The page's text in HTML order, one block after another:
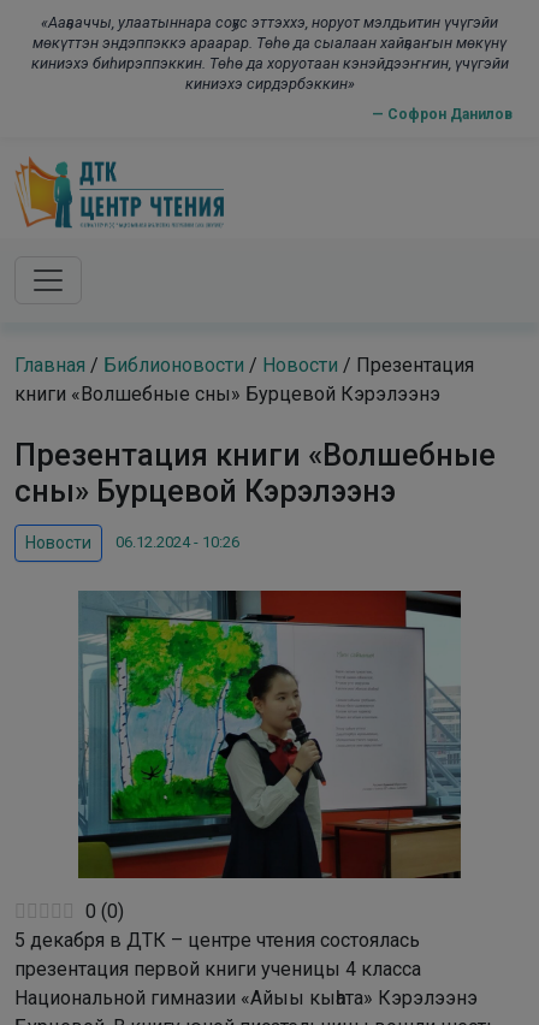
«Ааҕааччы, улаатыннара соҕус эттэххэ, норуот мэлдьитин үчүгэйи
мөкүттэн эндэппэккэ араарар. Төһө да сыалаан хайҕааҥын мөкүнү
киниэхэ биһирэппэккин. Төһө да хоруотаан кэнэйдээҥҥин, үчүгэйи
киниэхэ сирдэрбэккин»
— Софрон Данилов
Skip to main content
Главная / Библионовости / Новости / Презентация
книги «Волшебные сны» Бурцевой Кэрэлээнэ
Презентация книги «Волшебные
сны» Бурцевой Кэрэлээнэ
Новости 06.12.2024 - 10:26
0 (0)
5 декабря в ДТК – центре чтения состоялась
презентация первой книги ученицы 4 класса
Национальной гимназии «Айыы кыһата» Кэрэлээнэ